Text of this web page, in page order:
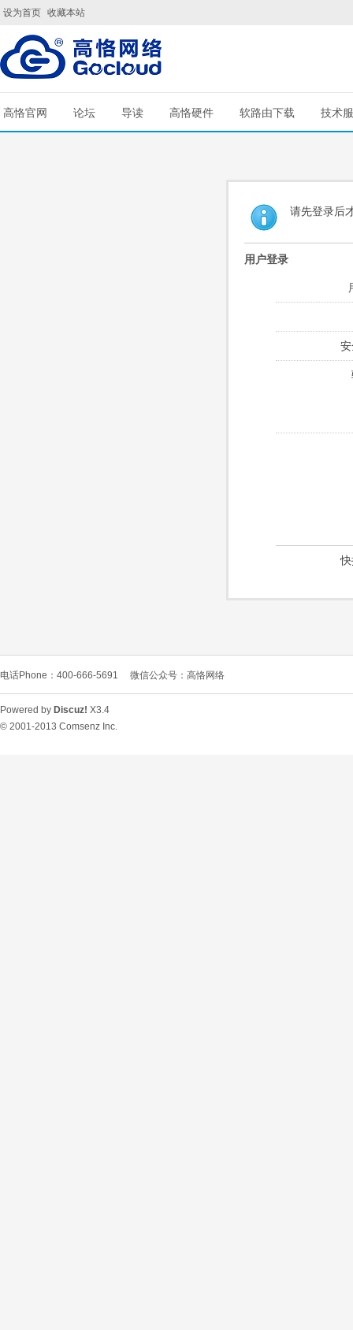
设为首页 收藏本站
高恪官网 论坛 导读 高恪硬件 软路由下载 技术
请先登录后
用户登录
电话Phone：400-666-5691 微信公众号：高恪网络
Powered by Discuz! X3.4
© 2001-2013 Comsenz Inc.